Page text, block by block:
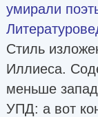
умирали
Стиль
Иллиеса.
меньше
УПД: а вот